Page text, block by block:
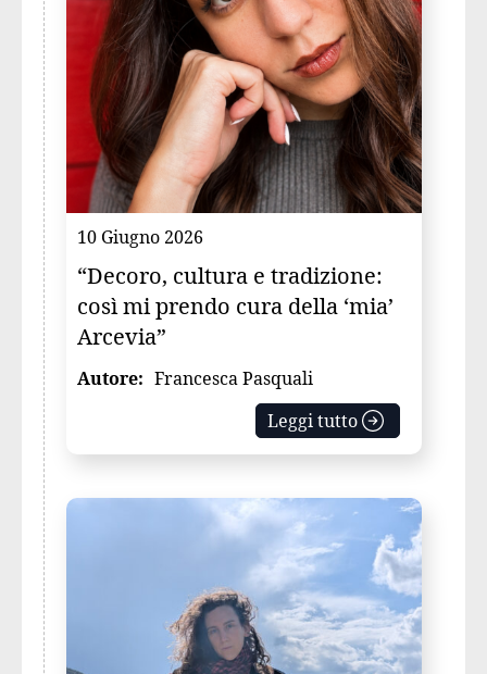
10 Giugno 2026
“Decoro, cultura e tradizione:
così mi prendo cura della ‘mia’
Arcevia”
Autore: Francesca Pasquali
Leggi tutto